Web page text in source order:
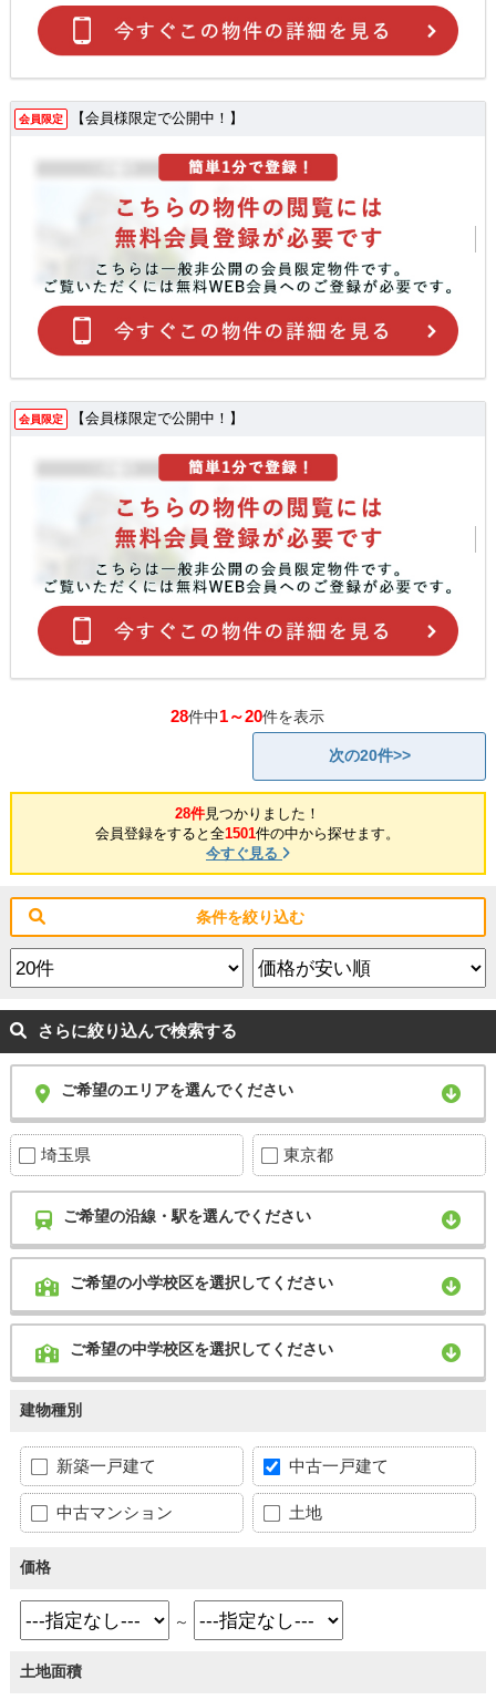
会員限定 【会員様限定で公開中！】
会員限定 【会員様限定で公開中！】
28件中1～20件を表示
次の20件>>
28件見つかりました！
会員登録をすると全1501件の中から探せます。
今すぐ見る
条件を絞り込む
さらに絞り込んで検索する
ご希望のエリアを選んでください
埼玉県 東京都
ご希望の沿線・駅を選んでください
ご希望の小学校区を選択してください
ご希望の中学校区を選択してください
建物種別
新築一戸建て 中古一戸建て
中古マンション 土地
価格
～
土地面積